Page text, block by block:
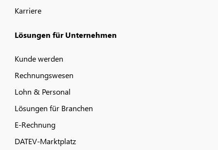
Karriere
Lösungen für Unternehmen
Kunde werden
Rechnungswesen
Lohn & Personal
Lösungen für Branchen
E-Rechnung
DATEV-Marktplatz